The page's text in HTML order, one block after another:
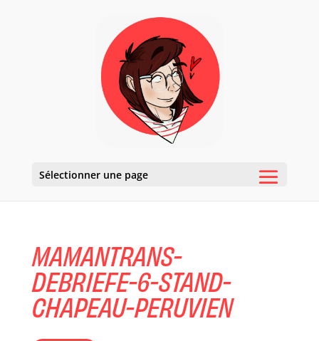
Sélectionner une page
MAMANTRANS-
DEBRIEFE-6-STAND-
CHAPEAU-PERUVIEN